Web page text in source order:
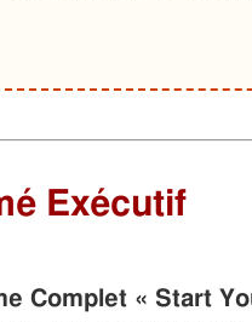
Exécutif
Complet « Start